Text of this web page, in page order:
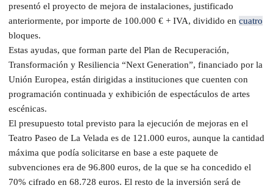
presentó el proyecto de mejora de instalaciones, justificado
anteriormente, por importe de 100.000 € + IVA, dividido en cuatro
bloques.
Estas ayudas, que forman parte del Plan de Recuperación,
Transformación y Resiliencia “Next Generation”, financiado por la
Unión Europea, están dirigidas a instituciones que cuenten con
programación continuada y exhibición de espectáculos de artes
escénicas.
El presupuesto total previsto para la ejecución de mejoras en el
Teatro Paseo de La Velada es de 121.000 euros, aunque la cantidad
máxima que podía solicitarse en base a este paquete de
subvenciones era de 96.800 euros, de la que se ha concedido el
70% cifrado en 68.728 euros. El resto de la inversión será de